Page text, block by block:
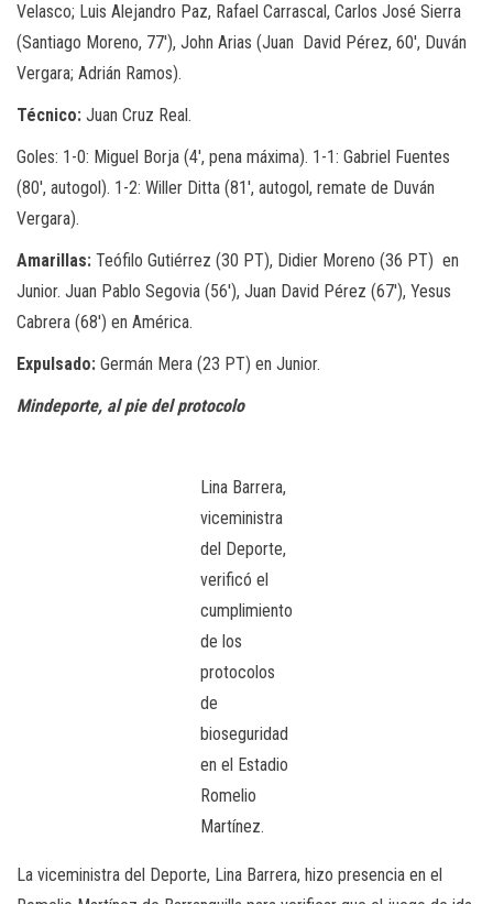
Velasco; Luis Alejandro Paz, Rafael Carrascal, Carlos José Sierra
(Santiago Moreno, 77′), John Arias (Juan David Pérez, 60′, Duván
Vergara; Adrián Ramos).
Técnico: Juan Cruz Real.
Goles: 1-0: Miguel Borja (4′, pena máxima). 1-1: Gabriel Fuentes
(80′, autogol). 1-2: Willer Ditta (81′, autogol, remate de Duván
Vergara).
Amarillas: Teófilo Gutiérrez (30 PT), Didier Moreno (36 PT) en
Junior. Juan Pablo Segovia (56′), Juan David Pérez (67′), Yesus
Cabrera (68′) en América.
Expulsado: Germán Mera (23 PT) en Junior.
Mindeporte, al pie del protocolo
Lina Barrera,
viceministra
del Deporte,
verificó el
cumplimiento
de los
protocolos
de
bioseguridad
en el Estadio
Romelio
Martínez.
La viceministra del Deporte, Lina Barrera, hizo presencia en el